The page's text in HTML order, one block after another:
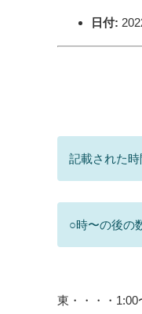
日付:
記載された時
○時〜の後の
東・・・・